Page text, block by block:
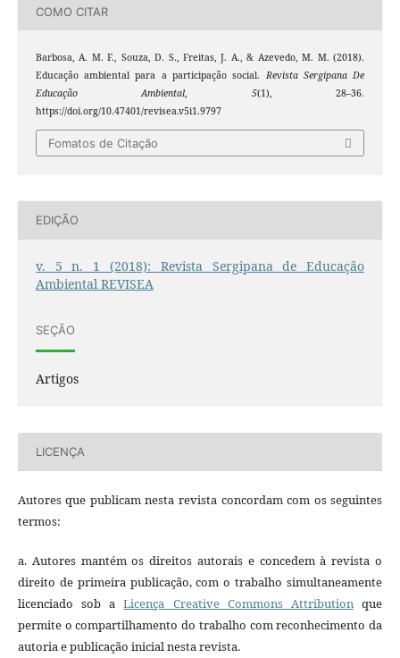
COMO CITAR
Barbosa, A. M. F., Souza, D. S., Freitas, J. A., & Azevedo, M. M. (2018).
Educação ambiental para a participação social. Revista Sergipana De
Educação Ambiental, 5(1), 28–36.
https://doi.org/10.47401/revisea.v5i1.9797
Fomatos de Citação
EDIÇÃO
v. 5 n. 1 (2018): Revista Sergipana de Educação
Ambiental REVISEA
SEÇÃO
Artigos
LICENÇA
Autores que publicam nesta revista concordam com os seguintes
termos:
a. Autores mantém os direitos autorais e concedem à revista o
direito de primeira publicação, com o trabalho simultaneamente
licenciado sob aLicença Creative Commons Attributionque
permite o compartilhamento do trabalho com reconhecimento da
autoria e publicação inicial nesta revista.